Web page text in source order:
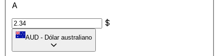
A
$
AUD - Dólar australiano